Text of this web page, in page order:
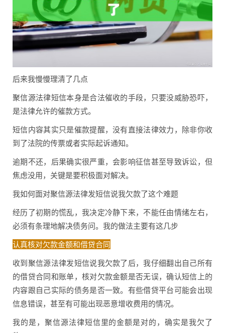
后来我慢慢理清了几点
聚信源法律短信本身是合法催收的手段，只要没威胁恐吓，
是法律允许的催款方式。
短信内容其实只是催款提醒，没有直接法律效力，除非你收
到了法院的传票或者实际起诉通知。
逾期不还，后果确实很严重，会影响征信甚至导致诉讼，但
焦虑没用，关键是要积极面对解决。
我如何面对聚信源法律发短信说我欠款了这个难题
经历了初期的慌乱，我决定冷静下来，不能任由情绪左右，
必须有条理地解决债务问。我的做法主要有这几步
认真核对欠款金额和借贷合同
收到聚信源法律发短信说我欠款了后，我仔细翻出自己所有
的借贷合同和账单，核对欠款金额是否无误，确认短信上的
内容跟自己实际的债务是否一致。有些借贷平台可能会出现
信息错误，甚至有可能出现恶意增收费用的情况。
我的是，聚信源法律短信里的金额是对的，确实是我欠了